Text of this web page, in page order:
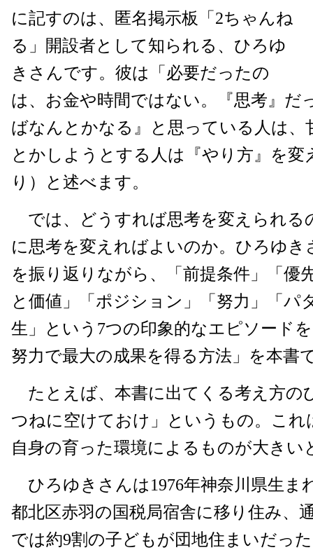
に記すのは、匿名掲示板「2ちゃんね
る」開設者として知られる、ひろゆ
きさんです。彼は「必要だったの
は、お金や時間ではない。『思考』だ
ばなんとかなる』と思っている人は、
とかしようとする人は『やり方』を変
り）と述べます。
では、どうすれば思考を変えられる
に思考を変えればよいのか。ひろゆき
を振り返りながら、「前提条件」「優
と価値」「ポジション」「努力」「パ
生」という7つの印象的なエピソード
努力で最大の成果を得る方法」を本書
たとえば、本書に出てくる考え方の
つねに空けておけ」というもの。これ
自身の育った環境によるものが大きい
ひろゆきさんは1976年神奈川県生ま
都北区赤羽の国税局宿舎に移り住み、
では約9割の子どもが団地住まいだっ